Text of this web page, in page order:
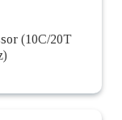
(10C/20T